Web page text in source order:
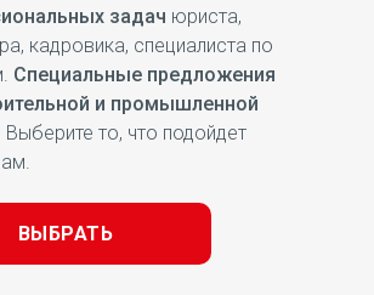
задач юриста,
кадровика, специалиста по
Специальные предложения
и промышленной
Выберите то, что подойдет
ВЫБРАТЬ